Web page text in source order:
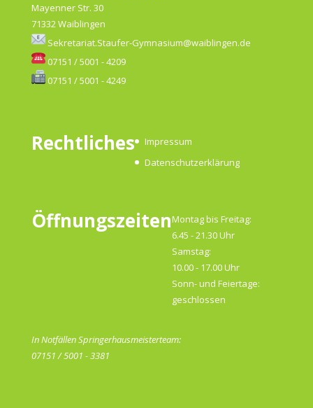
Mayenner Str. 30
71332 Waiblingen
Sekretariat.Staufer-Gymnasium@waiblingen.de
07151 / 5001 - 4209
07151 / 5001 - 4249
Rechtliches
Impressum
Datenschutzerklärung
ÖffnungszeitenMontag bis Freitag:
6.45 - 21.30 Uhr
Samstag:
10.00 - 17.00 Uhr
Sonn- und Feiertage:
geschlossen
In Notfällen Springerhausmeisterteam:
07151 / 5001 - 3381